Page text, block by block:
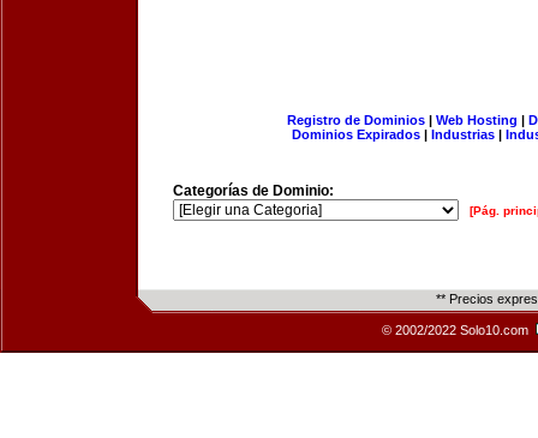
Registro de Dominios| Web Hosting |
Dominios Expirados | Industrias |
Categorías de Dominio:
[Pág.
** Precios
© 2002/2022 Solo10.com